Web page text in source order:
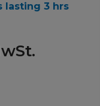
lasting 3 hrs